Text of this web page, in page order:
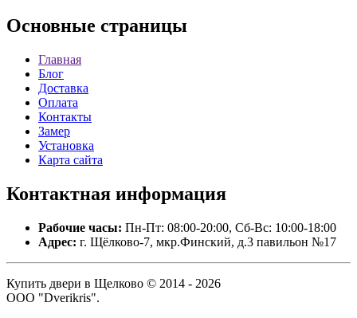
Основные страницы
Главная
Блог
Доставка
Оплата
Контакты
Замер
Установка
Карта сайта
Контактная информация
Рабочие часы: Пн-Пт: 08:00-20:00, Сб-Вс: 10:00-18:00
Адрес: г. Щёлково-7, мкр.Финский, д.3 павильон №17
Купить двери в Щелково © 2014 - 2026
ООО "Dverikris".